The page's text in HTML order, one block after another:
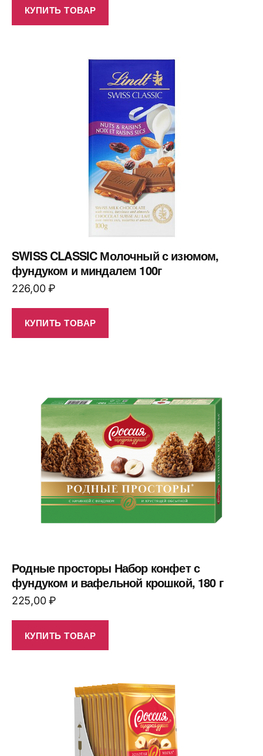
КУПИТЬ ТОВАР
SWISS CLASSIC Молочный с изюмом,
фундуком и миндалем 100г
226,00₽
КУПИТЬ ТОВАР
Родные просторы Набор конфет с
фундуком и вафельной крошкой, 180 г
225,00₽
КУПИТЬ ТОВАР